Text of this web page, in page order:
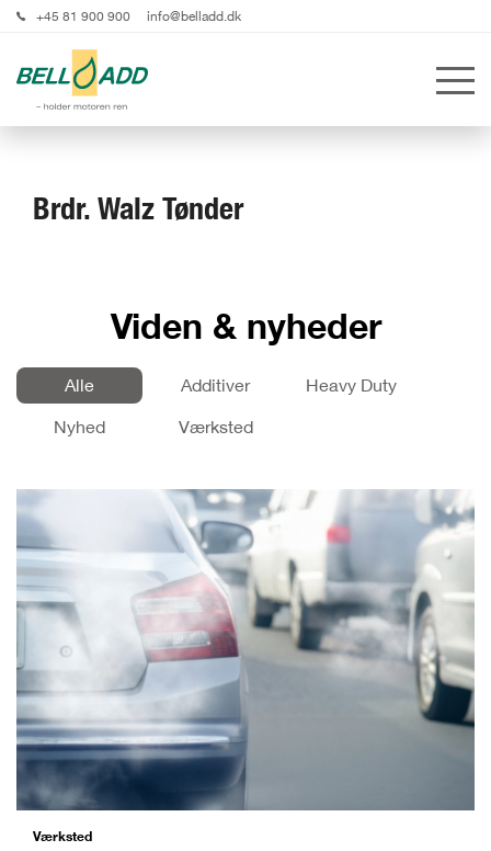
+45 81 900 900 info@belladd.dk
Brdr. Walz Tønder
Viden & nyheder
Alle Additiver
Heavy Duty
Nyhed
Værksted
Værksted